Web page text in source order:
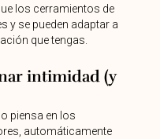
los cerramientos de
y se pueden adaptar a
que tengas.
intimidad (y
piensa en los
automáticamente